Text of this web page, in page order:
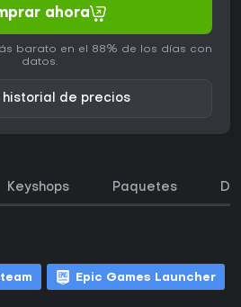
ahora
barato en el 88% de los días con
datos.
historial de precios
Keyshops Paquetes
Epic Games Launcher